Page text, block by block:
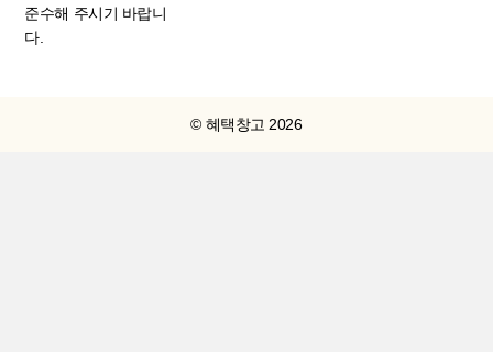
준수해 주시기 바랍니
다.
© 혜택창고 2026